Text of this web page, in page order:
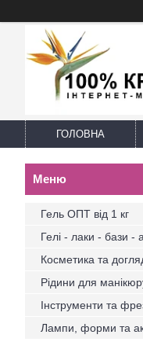
ГОЛОВНА
Гель ОПТ від 1 кг
Гелі - лаки - бази -
Косметика та
Рідини для
Інструменти та
Лампи, форми та